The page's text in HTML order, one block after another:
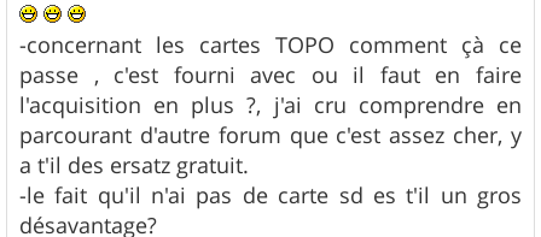
-concernant les cartes TOPO comment çà ce
passe , c'est fourni avec ou il faut en faire
l'acquisition en plus ?, j'ai cru comprendre en
parcourant d'autre forum que c'est assez cher, y
a t'il des ersatz gratuit.
-le fait qu'il n'ai pas de carte sd es t'il un gros
désavantage?